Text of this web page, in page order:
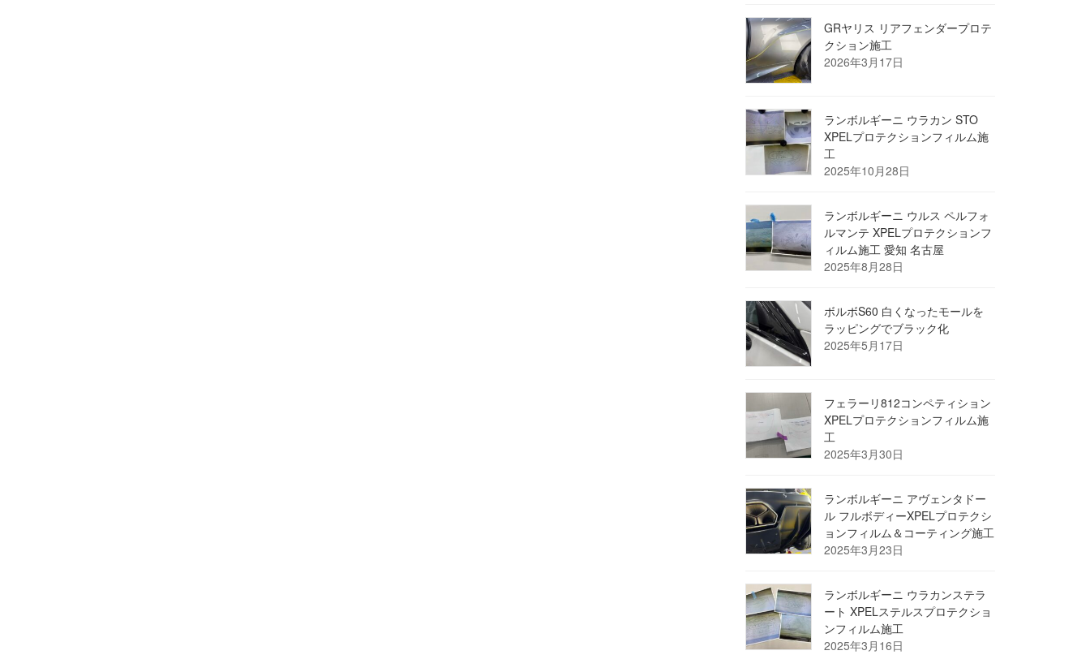
GRヤリス リアフェンダープロテ
クション施工
2026年3月17日
ランボルギーニ ウラカン STO
XPELプロテクションフィルム施
工
2025年10月28日
ランボルギーニ ウルス ペルフォ
ルマンテ XPELプロテクションフ
ィルム施工 愛知 名古屋
2025年8月28日
ボルボS60 白くなったモールを
ラッピングでブラック化
2025年5月17日
フェラーリ812コンペティション
XPELプロテクションフィルム施
工
2025年3月30日
ランボルギーニ アヴェンタドー
ル フルボディーXPELプロテクシ
ョンフィルム＆コーティング施工
2025年3月23日
ランボルギーニ ウラカンステラ
ート XPELステルスプロテクショ
ンフィルム施工
2025年3月16日